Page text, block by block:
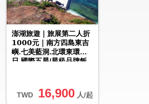
TWD 16,900 人/起
澎湖旅遊｜旅展第二人折
𝟭𝟬𝟬𝟬元｜南方四島東吉
嶼.七美藍洞.北環東環３
日.國際五星/星級品牌飯